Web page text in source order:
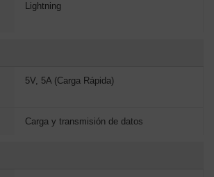
Lightning
5V, 5A (Carga Rápida)
Carga y transmisión de datos